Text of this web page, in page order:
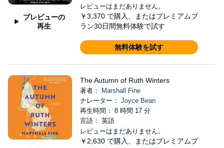
プレビューの
再生
レビューはまだありません。
￥3,370 で購入、またはプレミアムプ
ラン30日間無料体験で試す
無料体験を試す
The Autumn of Ruth Winters
著者：
Marshall Fine
ナレーター： Joyce Bean
再生時間： 8 時間 17 分
言語： 英語
レビューはまだありません。
￥2,630 で購入、またはプレミアムプ